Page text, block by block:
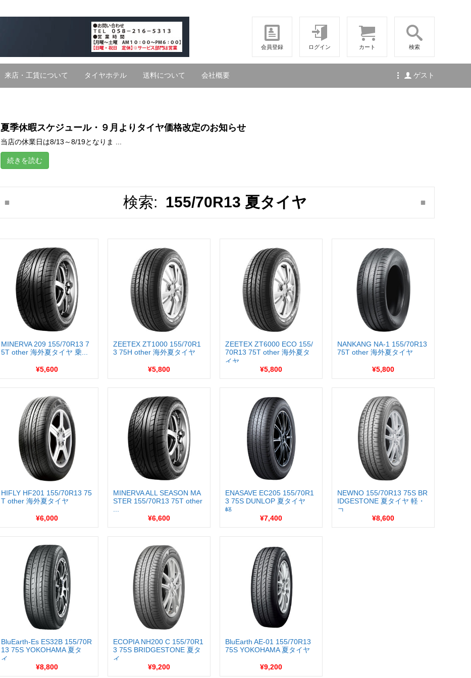
会員登録 ログイン カート 検索
ゲスト
来店・工賃について タイヤホテル 送料について 会社概要
夏季休暇スケジュール・９月よりタイヤ価格改定のお知らせ
当店の休業日は8/13～8/19となりま ...
続きを読む
検索: 155/70R13 夏タイヤ
MINERVA 209 155/70R13 7
5T other 海外夏タイヤ 乗...
¥5,600
ZEETEX ZT1000 155/70R1
3 75H other 海外夏タイヤ
¥5,800
ZEETEX ZT6000 ECO 155/
70R13 75T other 海外夏タ
イヤ
¥5,800
NANKANG NA-1 155/70R13
75T other 海外夏タイヤ
¥5,800
HIFLY HF201 155/70R13 75
T other 海外夏タイヤ
¥6,000
MINERVA ALL SEASON MA
STER 155/70R13 75T other
¥6,600
ENASAVE EC205 155/70R1
3 75S DUNLOP 夏タイヤ
軽...
¥7,400
NEWNO 155/70R13 75S BR
IDGESTONE 夏タイヤ 軽・
コ...
¥8,600
BluEarth-Es ES32B 155/70R
13 75S YOKOHAMA 夏タ
イ...
¥8,800
ECOPIA NH200 C 155/70R1
3 75S BRIDGESTONE 夏タ
イ...
¥9,200
BluEarth AE-01 155/70R13
75S YOKOHAMA 夏タイヤ
¥9,200